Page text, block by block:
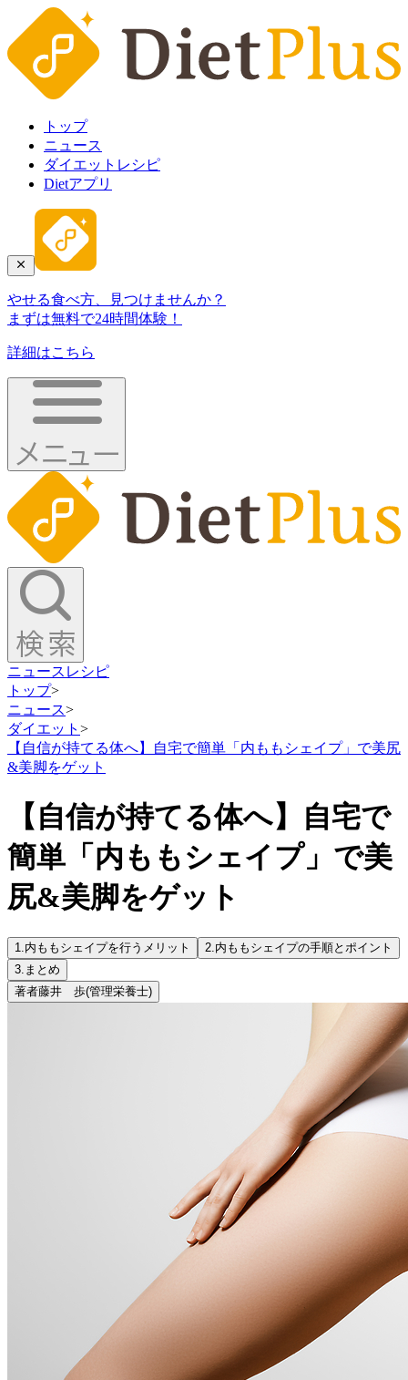
トップ
ニュース
ダイエットレシピ
Dietアプリ
やせる食べ方、見つけませんか？
まずは無料で24時間体験！
詳細はこちら
ニュース レシピ
トップ>
ニュース>
ダイエット >
【自信が持てる体へ】自宅で簡単「内ももシェイプ」で美尻
&美脚をゲット
【自信が持てる体へ】自宅で
簡単「内ももシェイプ」で美
尻&美脚をゲット
1.内ももシェイプを行うメリット 2.内ももシェイプの手順とポイント
3. まとめ
著者藤井 歩(管理栄養士)